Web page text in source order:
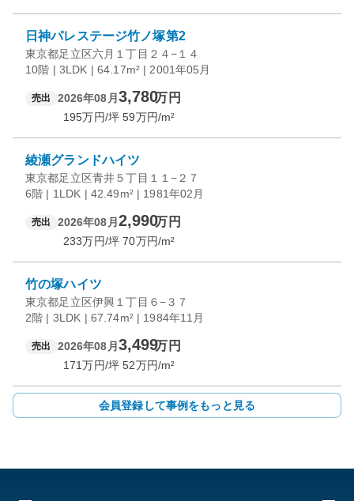
日神パレステージ竹ノ塚第2
東京都足立区六月１丁目２４−１４
10階 | 3LDK | 64.17m² | 2001年05月
売出 2026年08月 3,780万円
195万円/坪 59万円/m²
綾瀬グランドハイツ
東京都足立区青井５丁目１１−２７
6階 | 1LDK | 42.49m² | 1981年02月
売出 2026年08月 2,990万円
233万円/坪 70万円/m²
竹の塚ハイツ
東京都足立区伊興１丁目６−３７
2階 | 3LDK | 67.74m² | 1984年11月
売出 2026年08月 3,499万円
171万円/坪 52万円/m²
会員登録して事例をもっと見る